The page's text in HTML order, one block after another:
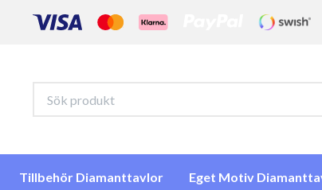
Tillbehör Diamanttavlor Eget Motiv